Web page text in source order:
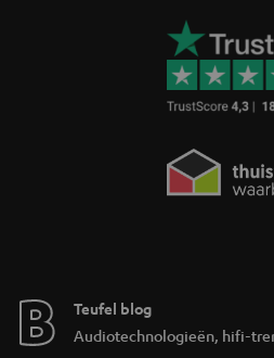
Teufel blog
Audiotechnologieën, hifi-